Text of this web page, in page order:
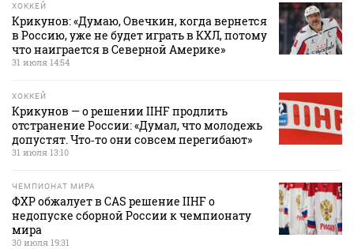
ХОККЕЙ
Крикунов: «Думаю, Овечкин, когда вернется
в Россию, уже не будет играть в КХЛ, потому
что наиграется в Северной Америке»
31 июля 14:54
ХОККЕЙ
Крикунов — о решении IIHF продлить
отстранение России: «Думал, что молодежь
допустят. Что‑то они совсем перегибают»
31 июля 13:10
ЧЕМПИОНАТ МИРА
ФХР обжалует в CAS решение IIHF о
недопуске сборной России к чемпионату
мира
30 июля 19:31